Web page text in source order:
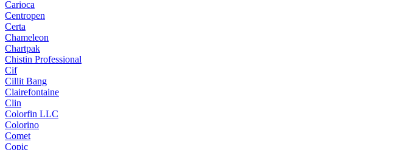
Carioca
Centropen
Certa
Chameleon
Chartpak
Chistin Professional
Cif
Cillit Bang
Clairefontaine
Clin
Colorfin LLC
Colorino
Comet
Copic